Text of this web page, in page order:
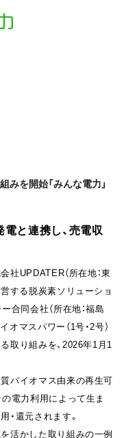
を開始「みんな電力」
と連携し、売電収
社UPDATER（所在地：東
する脱炭素ソリューショ
合同会社（所在地：福島
マスパワー（1号・2号）
取り組みを、2026年1月1
バイオマス由来の再生可
の電力利用によって生ま
・還元されます。
活かした取り組みの一例